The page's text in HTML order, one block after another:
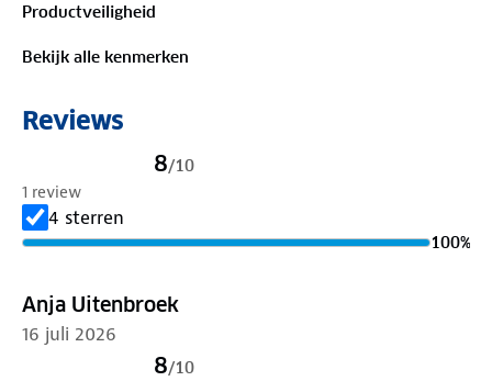
Valtest
Tijdens deze test wordt het product gedropt met
worden blootgesteld.
Kleur: zwart
Productveiligheid
Bekijk alle kenmerken
Reviews
8/10
1 review
4 sterren
100%
Anja Uitenbroek
16 juli 2026
8/10